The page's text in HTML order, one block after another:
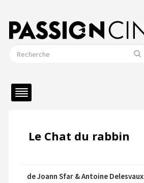
Le Chat du rabbin
de Joann Sfar & Antoine Delesvaux |